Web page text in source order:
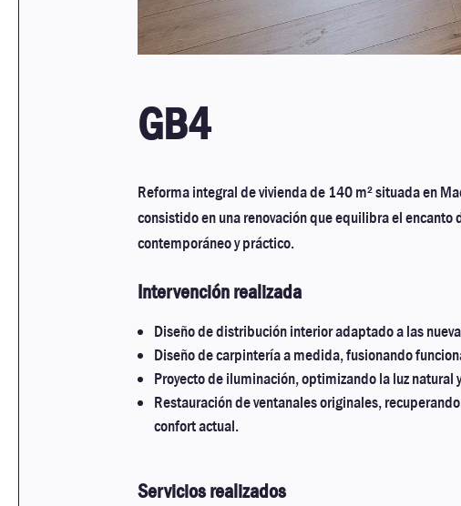
GB4
Reforma integral de vivienda de 140 m² situada en
consistido en una renovación que equilibra el
contemporáneo y práctico.
Intervención realizada
Diseño de distribución interior adaptado a las
Diseño de carpintería a medida, fusionando
Proyecto de iluminación, optimizando la luz natural
Restauración de ventanales originales,
confort actual.
Servicios realizados